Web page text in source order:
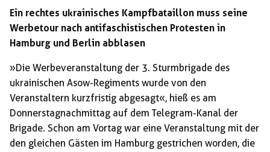
Ein rechtes ukrainisches Kampfbataillon muss seine
Werbetour nach antifaschistischen Protesten in
Hamburg und Berlin abblasen
»Die Werbeveranstaltung der 3. Sturmbrigade des
ukrainischen Asow-Regiments wurde von den
Veranstaltern kurzfristig abgesagt«, hieß es am
Donnerstagnachmittag auf dem Telegram-Kanal der
Brigade. Schon am Vortag war eine Veranstaltung mit der
den gleichen Gästen im Hamburg gestrichen worden, die